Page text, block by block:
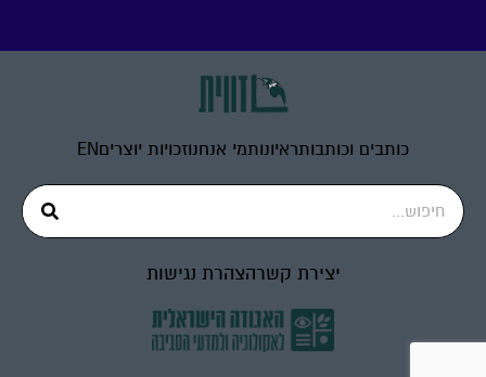
כותבים וכותבותראיונותמי אנחנוזכויות יוצריםEN
יצירת קשרהצהרת נגישות